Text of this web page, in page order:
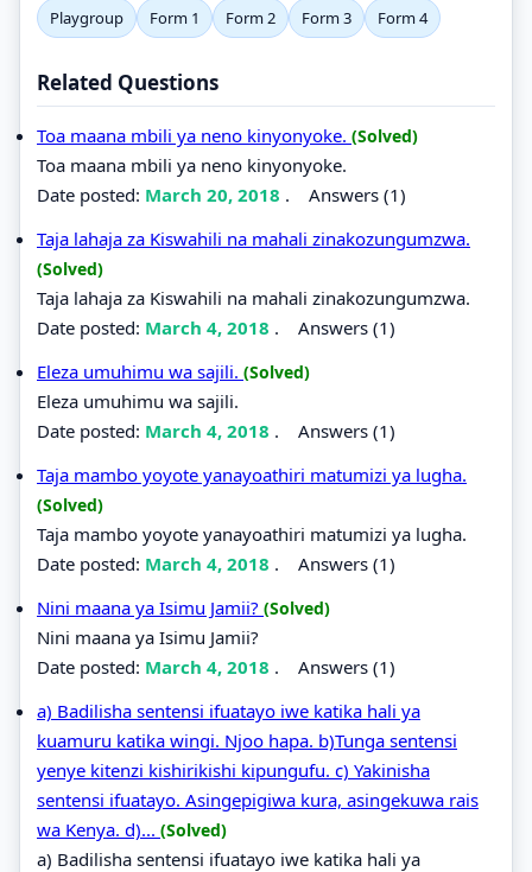
Playgroup
Form 1 Form 2 Form 3 Form 4
Related Questions
Toa maana mbili ya neno kinyonyoke. (Solved)
Toa maana mbili ya neno kinyonyoke.
Date posted: March 20, 2018 . Answers (1)
Taja lahaja za Kiswahili na mahali zinakozungumzwa.
(Solved)
Taja lahaja za Kiswahili na mahali zinakozungumzwa.
Date posted: March 4, 2018 . Answers (1)
Eleza umuhimu wa sajili. (Solved)
Eleza umuhimu wa sajili.
Date posted: March 4, 2018 . Answers (1)
Taja mambo yoyote yanayoathiri matumizi ya lugha.
(Solved)
Taja mambo yoyote yanayoathiri matumizi ya lugha.
Date posted: March 4, 2018 . Answers (1)
Nini maana ya Isimu Jamii? (Solved)
Nini maana ya Isimu Jamii?
Date posted: March 4, 2018 . Answers (1)
a) Badilisha sentensi ifuatayo iwe katika hali ya
kuamuru katika wingi. Njoo hapa. b)Tunga sentensi
yenye kitenzi kishirikishi kipungufu. c) Yakinisha
sentensi ifuatayo. Asingepigiwa kura, asingekuwa rais
wa Kenya. d)... (Solved)
a) Badilisha sentensi ifuatayo iwe katika hali ya